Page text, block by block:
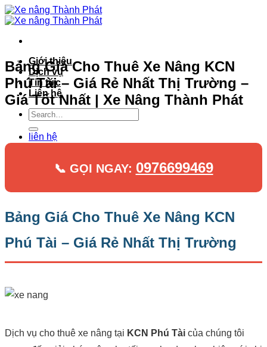
Bỏ
qua
dung
Giới thiệu
Dịch vụ
Tin tức
Liên hệ
liên hệ
Bảng Giá Cho Thuê Xe Nâng KCN
Phú Tài – Giá Rẻ Nhất Thị Trường –
Giá Tốt Nhất | Xe Nâng Thành Phát
📞 GỌI NGAY: 0976699469
Bảng Giá Cho Thuê Xe Nâng KCN
Phú Tài – Giá Rẻ Nhất Thị Trường
Dịch vụ cho thuê xe nâng tại KCN Phú Tài của chúng tôi